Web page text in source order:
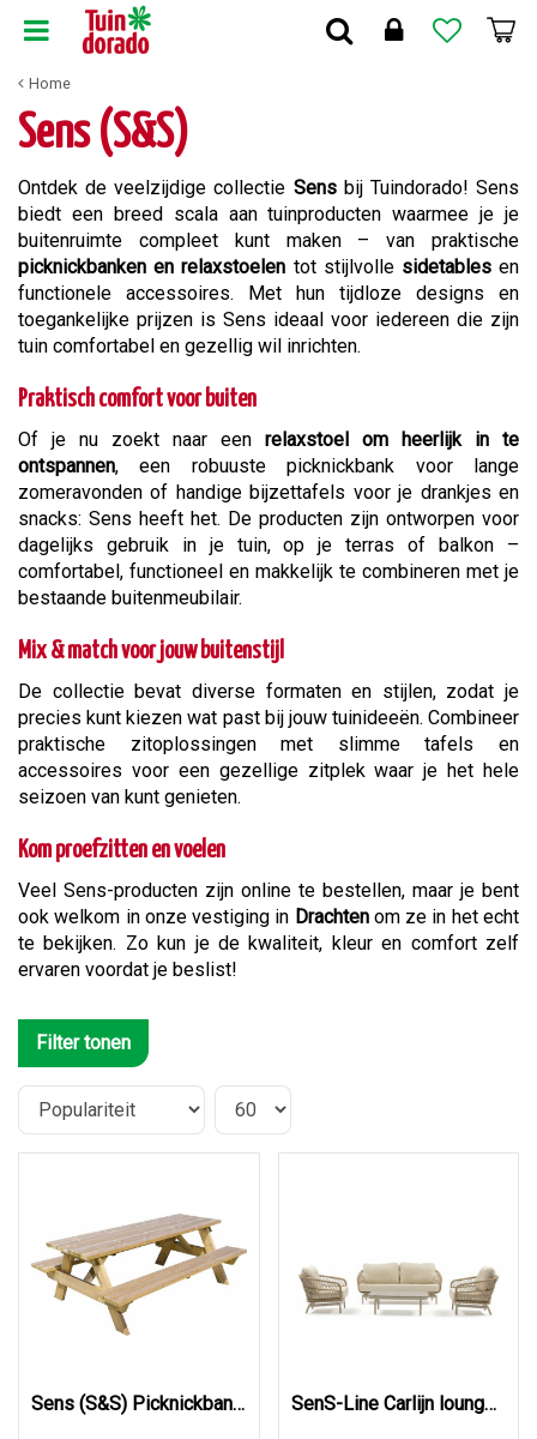
Home
Sens (S&S)
Ontdek de veelzijdige collectie Sensbij Tuindorado! Sens
biedt een breed scala aan tuinproducten waarmee je je
buitenruimte compleet kunt maken – van praktische
picknickbanken en relaxstoelen tot stijlvolle sidetablesen
functionele accessoires. Met hun tijdloze designs en
toegankelijke prijzen is Sens ideaal voor iedereen die zijn
tuin comfortabel en gezellig wil inrichten.
Praktisch comfort voor buiten
Of je nu zoekt naar een relaxstoel om heerlijk in te
ontspannen, een robuuste picknickbank voor lange
zomeravonden of handige bijzettafels voor je drankjes en
snacks: Sens heeft het. De producten zijn ontworpen voor
dagelijks gebruik in je tuin, op je terras of balkon –
comfortabel, functioneel en makkelijk te combineren met je
bestaande buitenmeubilair.
Mix & match voor jouw buitenstijl
De collectie bevat diverse formaten en stijlen, zodat je
precies kunt kiezen wat past bij jouw tuinideeën. Combineer
praktische zitoplossingen met slimme tafels en
accessoires voor een gezellige zitplek waar je het hele
seizoen van kunt genieten.
Kom proefzitten en voelen
Veel Sens-producten zijn online te bestellen, maar je bent
ook welkom in onze vestiging in Drachtenom ze in het echt
te bekijken. Zo kun je de kwaliteit, kleur en comfort zelf
ervaren voordat je beslist!
Filter tonen
Sens (S&S) Picknickbank Bokito 220 cm., dikte hout 4,2cm FS… SenS-Line Carlijn loungeset